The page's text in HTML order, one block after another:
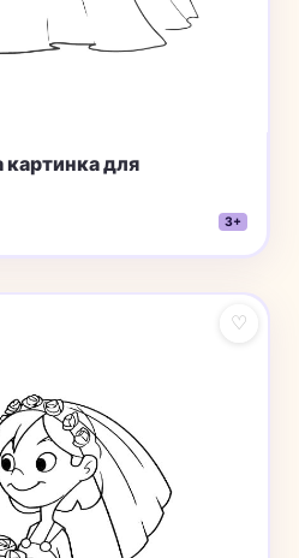
картинка для
3+
♡